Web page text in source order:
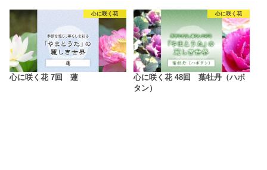
心に咲く花
心に咲く花 7回 蓮
心に咲く花
心に咲く花 48回 葉牡丹（ハボ
タン）